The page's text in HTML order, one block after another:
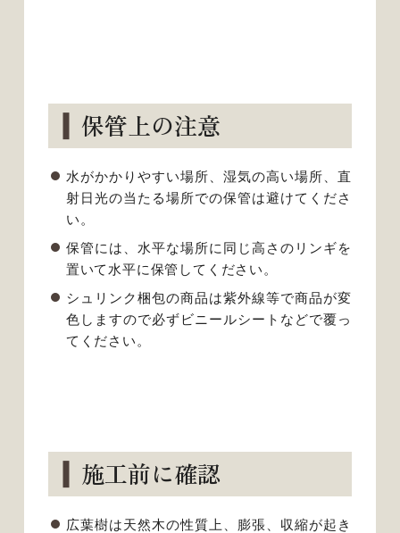
保管上の注意
水がかかりやすい場所、湿気の高い場所、直
射日光の当たる場所での保管は避けてくださ
い。
保管には、水平な場所に同じ高さのリンギを
置いて水平に保管してください。
シュリンク梱包の商品は紫外線等で商品が変
色しますので必ずビニールシートなどで覆っ
てください。
施工前に確認
広葉樹は天然木の性質上、膨張、収縮が起き